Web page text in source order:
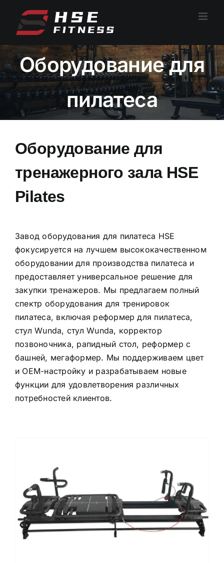
содержанию
Оборудование для
пилатеса
Оборудование для
тренажерного зала HSE
Pilates
Завод оборудования для пилатеса HSE
фокусируется на лучшем высококачественном
оборудовании для производства пилатеса и
предоставляет универсальное решение для
закупки тренажеров. Мы предлагаем полный
спектр оборудования для тренировок
пилатеса, включая реформер для пилатеса,
стул Wunda, стул Wunda, корректор
позвоночника, рапидный стол, реформер с
башней, мегаформер. Мы поддерживаем цвет
и OEM-настройку и разрабатываем новые
функции для удовлетворения различных
потребностей клиентов.